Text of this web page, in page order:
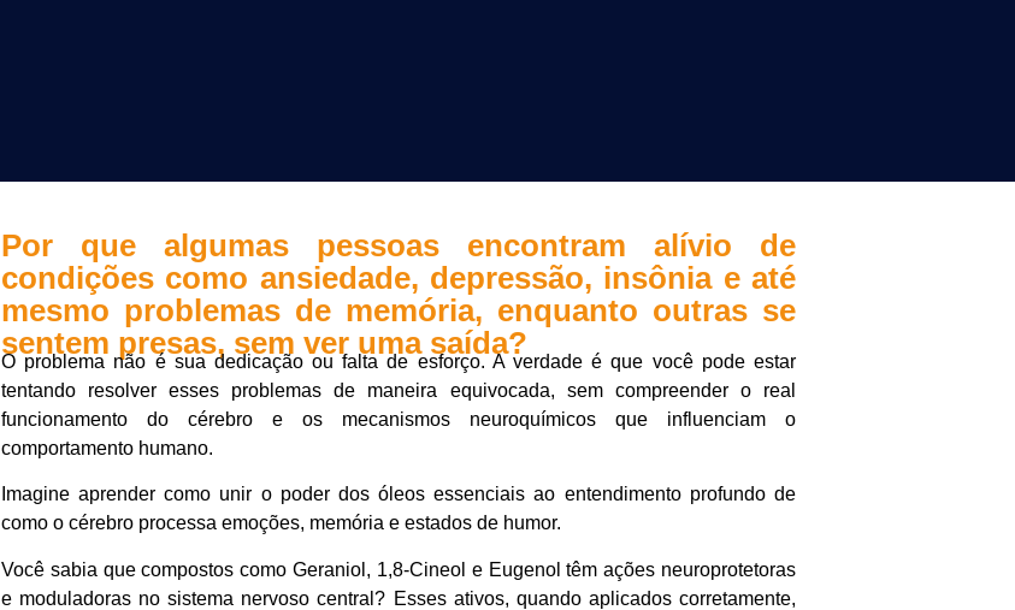
Por que algumas pessoas encontram alívio de
condições como ansiedade, depressão, insônia e até
mesmo problemas de memória, enquanto outras se
sentem presas, sem ver uma saída?
O problema não é sua dedicação ou falta de esforço. A verdade é que você pode estar
tentando resolver esses problemas de maneira equivocada, sem compreender o real
funcionamento do cérebro e os mecanismos neuroquímicos que influenciam o
comportamento humano.
Imagine aprender como unir o poder dos óleos essenciais ao entendimento profundo de
como o cérebro processa emoções, memória e estados de humor.
Você sabia que compostos como Geraniol, 1,8-Cineol e Eugenol têm ações neuroprotetoras
e moduladoras no sistema nervoso central? Esses ativos, quando aplicados corretamente,